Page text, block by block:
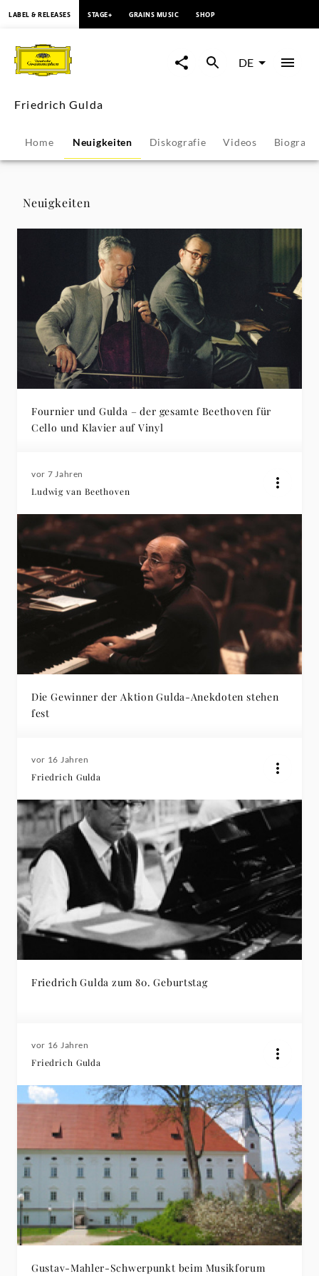
Friedrich
Gulda
Neuigkeiten
|
Deutsche
Grammophon
LABEL & RELEASES STAGE+ GRAINS MUSIC SHOP
DE
Friedrich Gulda
Home Neuigkeiten Diskografie Videos Biografie
Neuigkeiten
Fournier und Gulda – der gesamte Beethoven für
Cello und Klavier auf Vinyl
vor 7 Jahren
Ludwig van Beethoven
Die Gewinner der Aktion Gulda-Anekdoten stehen
fest
vor 16 Jahren
Friedrich Gulda
Friedrich Gulda zum 80. Geburtstag
vor 16 Jahren
Friedrich Gulda
Gustav-Mahler-Schwerpunkt beim Musikforum